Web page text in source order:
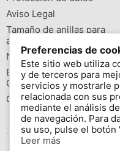
Aviso Legal
Tamaño de anillas para
aves
Newsletter
Buscador de especies
Cites
Colores de las anillas
Preferencias de
Este sitio web utiliza
y de terceros para
servicios y mostrarle
relacionada con sus
mediante el análisis
de navegación. Para
su uso, pulse el botón
Leer más